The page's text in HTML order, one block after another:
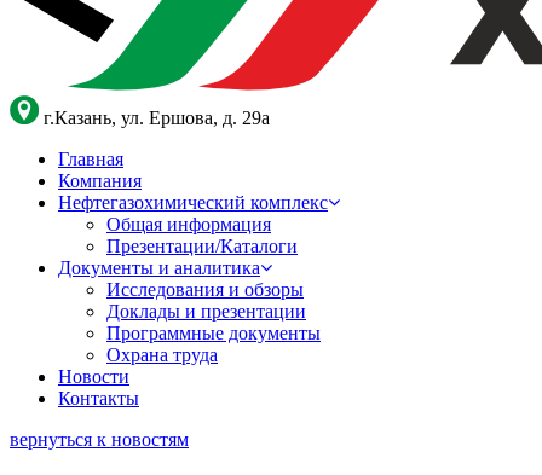
г.Казань, ул. Ершова, д. 29а
Главная
Компания
Нефтегазохимический комплекс
Общая информация
Презентации/Каталоги
Документы и аналитика
Исследования и обзоры
Доклады и презентации
Программные документы
Охрана труда
Новости
Контакты
вернуться к новостям